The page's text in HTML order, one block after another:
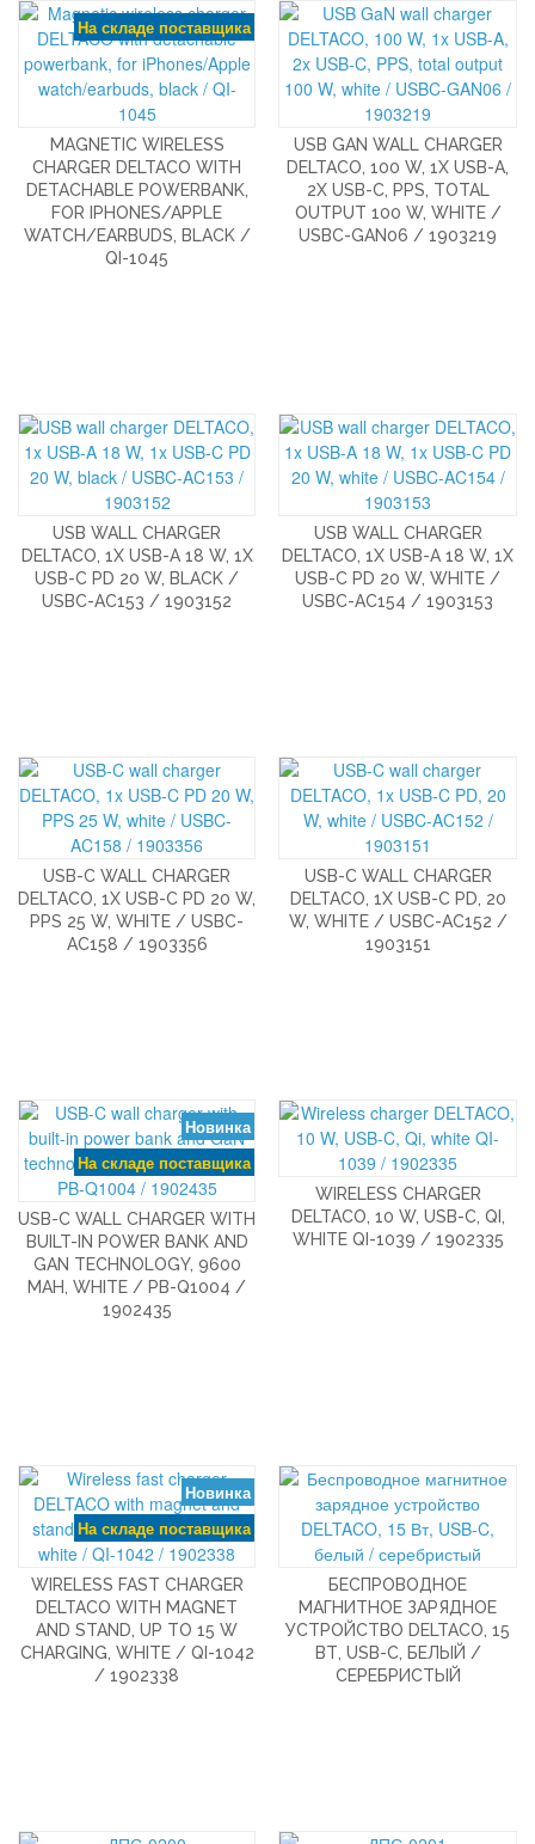
На складе поставщика
MAGNETIC WIRELESS
CHARGER DELTACO WITH
DETACHABLE POWERBANK,
FOR IPHONES/APPLE
WATCH/EARBUDS, BLACK /
QI-1045
USB GAN WALL CHARGER
DELTACO, 100 W, 1X USB-A,
2X USB-C, PPS, TOTAL
OUTPUT 100 W, WHITE /
USBC-GAN06 / 1903219
USB WALL CHARGER
DELTACO, 1X USB-A 18 W, 1X
USB-C PD 20 W, BLACK /
USBC-AC153 / 1903152
USB WALL CHARGER
DELTACO, 1X USB-A 18 W, 1X
USB-C PD 20 W, WHITE /
USBC-AC154 / 1903153
USB-C WALL CHARGER
DELTACO, 1X USB-C PD 20 W,
PPS 25 W, WHITE / USBC-
AC158 / 1903356
USB-C WALL CHARGER
DELTACO, 1X USB-C PD, 20
W, WHITE / USBC-AC152 /
1903151
Новинка
На складе поставщика
USB-C WALL CHARGER WITH
BUILT-IN POWER BANK AND
GAN TECHNOLOGY, 9600
MAH, WHITE / PB-Q1004 /
1902435
WIRELESS CHARGER
DELTACO, 10 W, USB-C, QI,
WHITE QI-1039 / 1902335
Новинка
На складе поставщика
WIRELESS FAST CHARGER
DELTACO WITH MAGNET
AND STAND, UP TO 15 W
CHARGING, WHITE / QI-1042
/ 1902338
БЕСПРОВОДНОЕ
МАГНИТНОЕ ЗАРЯДНОЕ
УСТРОЙСТВО DELTACO, 15
ВТ, USB-C, БЕЛЫЙ /
СЕРЕБРИСТЫЙ